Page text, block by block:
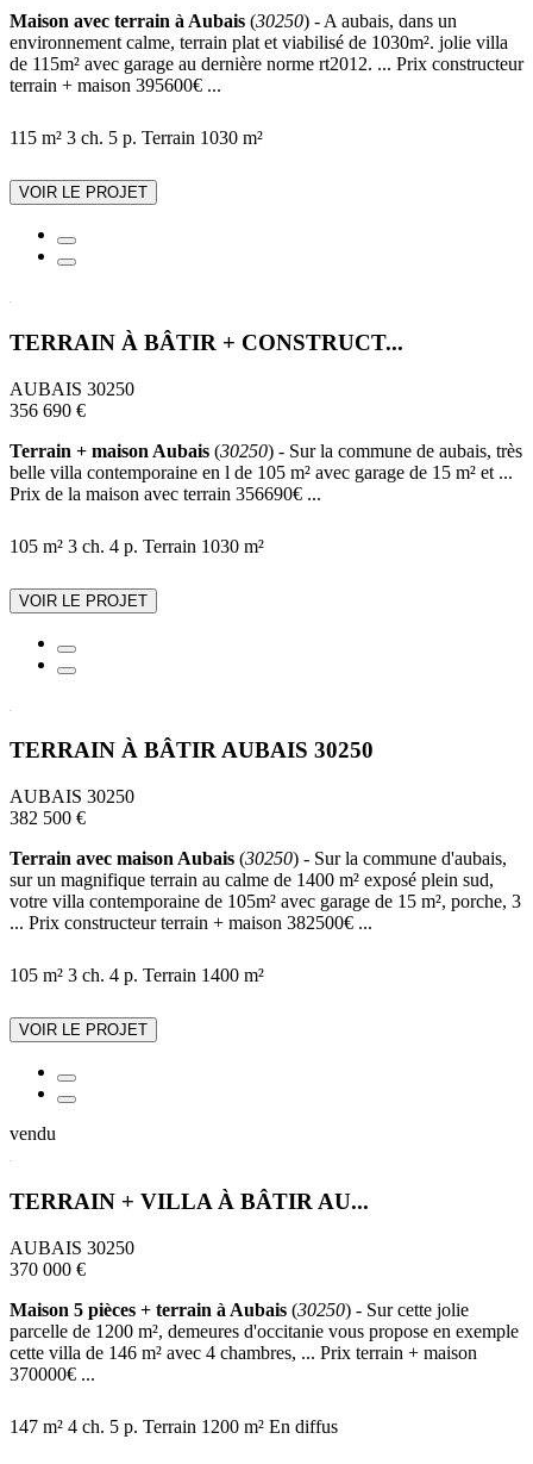
Maison avec terrain à Aubais (30250) - A aubais, dans un
environnement calme, terrain plat et viabilisé de 1030m². jolie villa
de 115m² avec garage au dernière norme rt2012. ... Prix constructeur
terrain + maison 395600€ ...
115 m² 3 ch. 5 p. Terrain 1030 m²
VOIR LE PROJET
TERRAIN À BÂTIR + CONSTRUCT...
AUBAIS 30250
356 690 €
Terrain + maison Aubais (30250) - Sur la commune de aubais, très
belle villa contemporaine en l de 105 m² avec garage de 15 m² et ...
Prix de la maison avec terrain 356690€ ...
105 m² 3 ch. 4 p. Terrain 1030 m²
VOIR LE PROJET
TERRAIN À BÂTIR AUBAIS 30250
AUBAIS 30250
382 500 €
Terrain avec maison Aubais (30250) - Sur la commune d'aubais,
sur un magnifique terrain au calme de 1400 m² exposé plein sud,
votre villa contemporaine de 105m² avec garage de 15 m², porche, 3
... Prix constructeur terrain + maison 382500€ ...
105 m² 3 ch. 4 p. Terrain 1400 m²
VOIR LE PROJET
vendu
TERRAIN + VILLA À BÂTIR AU...
AUBAIS 30250
370 000 €
Maison 5 pièces + terrain à Aubais (30250) - Sur cette jolie
parcelle de 1200 m², demeures d'occitanie vous propose en exemple
cette villa de 146 m² avec 4 chambres, ... Prix terrain + maison
370000€ ...
147 m² 4 ch. 5 p. Terrain 1200 m² En diffus